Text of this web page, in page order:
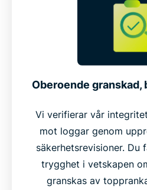
Oberoende
Vi verifierar vår
mot loggar genom
säkerhetsrevisioner. Du
trygghet i vetskapen
granskas av